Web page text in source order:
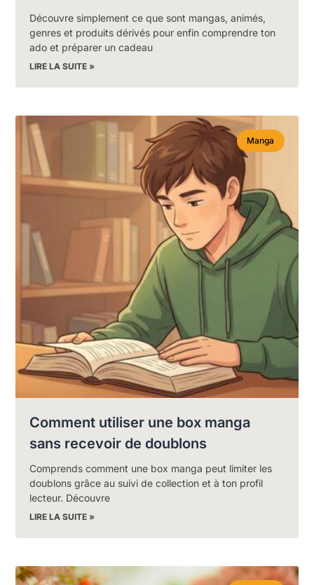
Découvre simplement ce que sont mangas, animés,
genres et produits dérivés pour enfin comprendre ton
ado et préparer un cadeau
LIRE LA SUITE »
Manga
Comment utiliser une box manga
sans recevoir de doublons
Comprends comment une box manga peut limiter les
doublons grâce au suivi de collection et à ton profil
lecteur. Découvre
LIRE LA SUITE »